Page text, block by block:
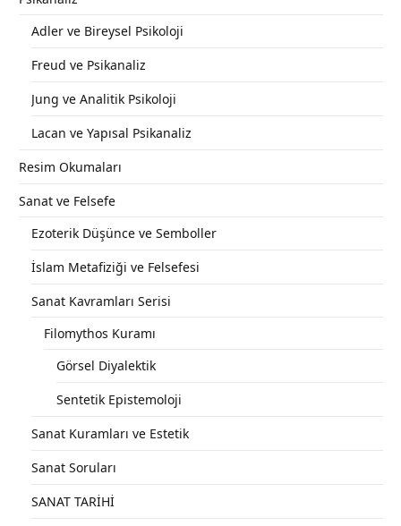
Adler ve Bireysel Psikoloji
Freud ve Psikanaliz
Jung ve Analitik Psikoloji
Lacan ve Yapısal Psikanaliz
Resim Okumaları
Sanat ve Felsefe
Ezoterik Düşünce ve Semboller
İslam Metafiziği ve Felsefesi
Sanat Kavramları Serisi
Filomythos Kuramı
Görsel Diyalektik
Sentetik Epistemoloji
Sanat Kuramları ve Estetik
Sanat Soruları
SANAT TARİHİ